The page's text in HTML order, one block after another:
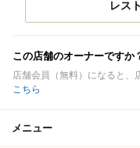
この店舗のオーナーですか
店舗会員（無料）になると、
こちら
メニュー